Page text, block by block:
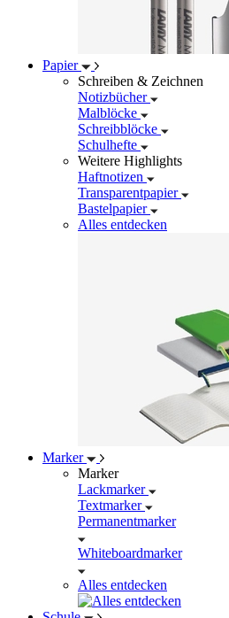
Papier
Schreiben & Zeichnen
Notizbücher
Malblöcke
Schreibblöcke
Schulhefte
Weitere Highlights
Haftnotizen
Transparentpapier
Bastelpapier
Alles entdecken
Marker
Marker
Lackmarker
Textmarker
Permanentmarker
Whiteboardmarker
Alles entdecken